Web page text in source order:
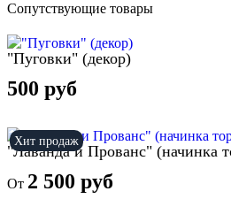
Сопутствующие товары
"Пуговки" (декор)
500 руб
Хит продаж
"Лаванда и Прованс" (начинка
От 2 500 руб